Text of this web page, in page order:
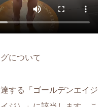
について
する「ゴールデンエイジ